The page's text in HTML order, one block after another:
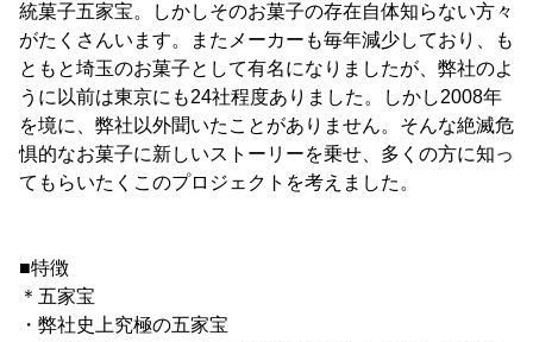
統菓子五家宝。しかしそのお菓子の存在自体知らない方々
がたくさんいます。またメーカーも毎年減少しており、も
ともと埼玉のお菓子として有名になりましたが、弊社のよ
うに以前は東京にも24社程度ありました。しかし2008年
を境に、弊社以外聞いたことがありません。そんな絶滅危
惧的なお菓子に新しいストーリーを乗せ、多くの方に知っ
てもらいたくこのプロジェクトを考えました。
■特徴
＊五家宝
・弊社史上究極の五家宝